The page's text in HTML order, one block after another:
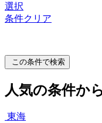
選択
条件クリア
この条件で検索
人気の条件か
東海